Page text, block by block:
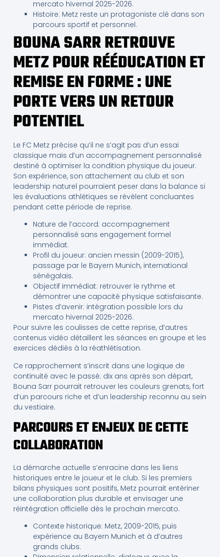
mercato hivernal 2025-2026.
Histoire: Metz reste un protagoniste clé dans son
parcours sportif et personnel.
BOUNA SARR RETROUVE
METZ POUR RÉÉDUCATION ET
REMISE EN FORME : UNE
PORTE VERS UN RETOUR
POTENTIEL
Le FC Metz précise qu’il ne s’agit pas d’un essai
classique mais d’un accompagnement personnalisé
destiné à optimiser la condition physique du joueur.
Son expérience, son attachement au club et son
leadership naturel pourraient peser dans la balance si
les évaluations athlétiques se révèlent concluantes
pendant cette période de reprise.
Nature de l’accord: accompagnement
personnalisé sans engagement formel
immédiat.
Profil du joueur: ancien messin (2009-2015),
passage par le Bayern Munich, international
sénégalais.
Objectif immédiat: retrouver le rythme et
démontrer une capacité physique satisfaisante.
Pistes d’avenir: intégration possible lors du
mercato hivernal 2025-2026.
Pour suivre les coulisses de cette reprise, d’autres
contenus vidéo détaillent les séances en groupe et les
exercices dédiés à la réathlétisation.
Ce rapprochement s’inscrit dans une logique de
continuité avec le passé: dix ans après son départ,
Bouna Sarr pourrait retrouver les couleurs grenats, fort
d’un parcours riche et d’un leadership reconnu au sein
du vestiaire.
PARCOURS ET ENJEUX DE CETTE
COLLABORATION
La démarche actuelle s’enracine dans les liens
historiques entre le joueur et le club. Si les premiers
bilans physiques sont positifs, Metz pourrait entériner
une collaboration plus durable et envisager une
réintégration officielle dès le prochain mercato.
Contexte historique: Metz, 2009-2015, puis
expérience au Bayern Munich et à d’autres
grands clubs.